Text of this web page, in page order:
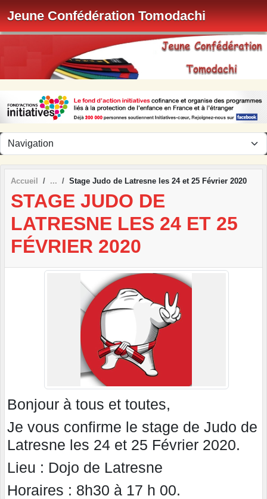
Jeune Confédération Tomodachi
Accueil Stage Judo de Latresne les 24 et 25 Février 2020
STAGE JUDO DE
LATRESNE LES 24 ET 25
FÉVRIER 2020
Bonjour à tous et toutes,
Je vous confirme le stage de Judo de
Latresne les 24 et 25 Février 2020.
Lieu : Dojo de Latresne
Horaires : 8h30 à 17 h 00.